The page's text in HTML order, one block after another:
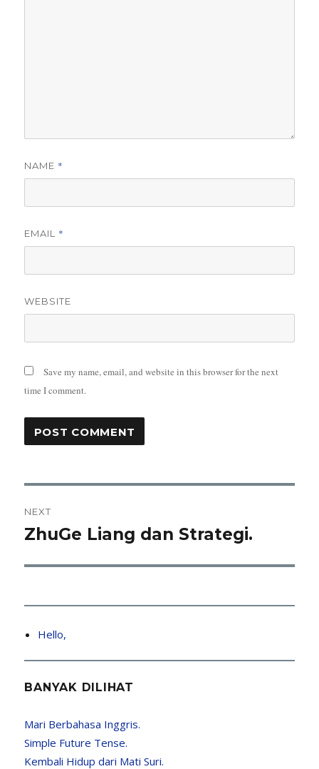
NAME *
EMAIL *
WEBSITE
Save my name, email, and website in this browser for the next
time I comment.
navigation
NEXT
Next
ZhuGe Liang dan Strategi.
Hello,
BANYAK DILIHAT
Mari Berbahasa Inggris.
Simple Future Tense.
Kembali Hidup dari Mati Suri.